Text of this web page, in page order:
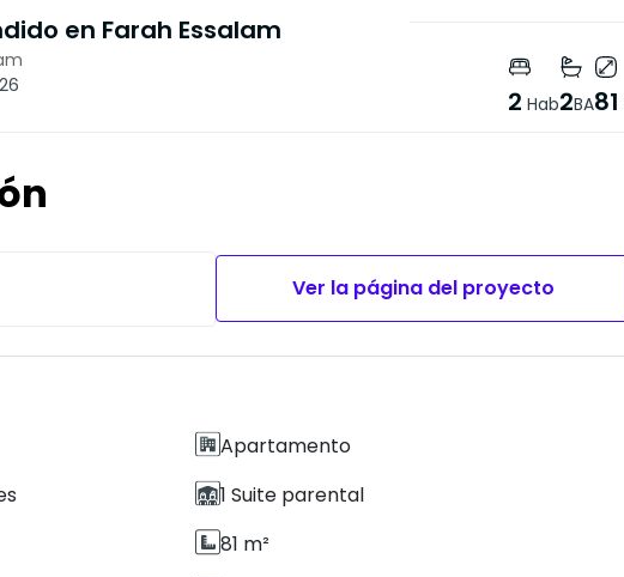
en Farah Essalam
2 Hab2BA81
Ver la página del proyecto
Apartamento
1 Suite parental
81 m²